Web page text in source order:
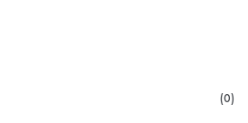
(0)